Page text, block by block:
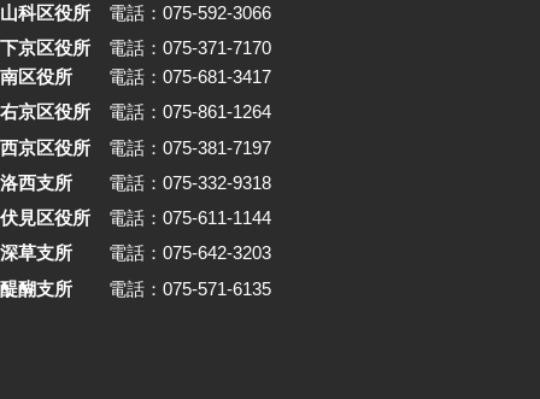
山科区役所
電話：075-592-3066
下京区役所
電話：075-371-7170
南区役所
電話：075-681-3417
右京区役所
電話：075-861-1264
西京区役所
電話：075-381-7197
洛西支所
電話：075-332-9318
伏見区役所
電話：075-611-1144
深草支所
電話：075-642-3203
醍醐支所
電話：075-571-6135